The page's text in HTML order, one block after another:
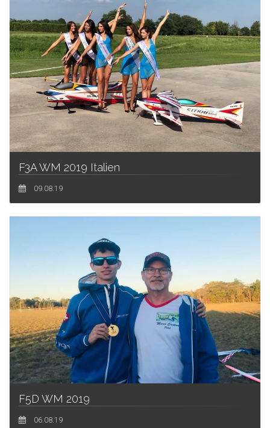
F3A WM 2019 Italien
09.08.19
F5D WM 2019
06.08.19